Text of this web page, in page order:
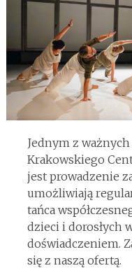
Jednym z ważnych
Krakowskiego
jest prowadzenie
umożliwiają
tańca
dzieci i dorosłych
doświadczeniem.
się z naszą ofertą.